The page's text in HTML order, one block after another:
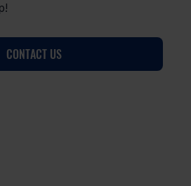
CONTACT US